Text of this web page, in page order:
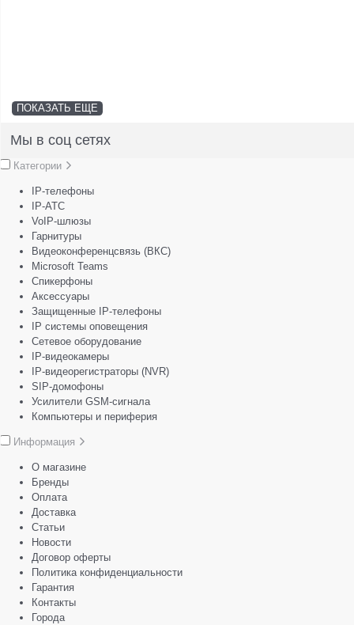
ПОКАЗАТЬ ЕЩЕ
Мы в соц сетях
Категории
IP-телефоны
IP-АТС
VoIP-шлюзы
Гарнитуры
Видеоконференцсвязь (ВКС)
Microsoft Teams
Спикерфоны
Аксессуары
Защищенные IP-телефоны
IP системы оповещения
Сетевое оборудование
IP-видеокамеры
IP-видеорегистраторы (NVR)
SIP-домофоны
Усилители GSM-сигнала
Компьютеры и периферия
Информация
О магазине
Бренды
Оплата
Доставка
Статьи
Новости
Договор оферты
Политика конфиденциальности
Гарантия
Контакты
Города